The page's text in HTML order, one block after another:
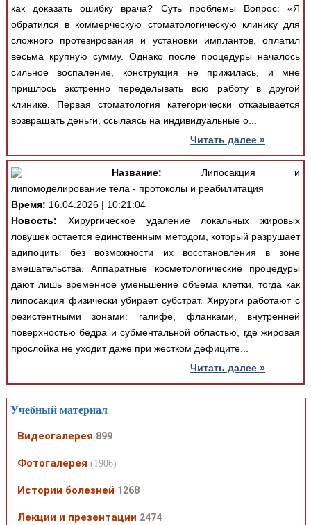
как доказать ошибку врача? Суть проблемы Вопрос: «Я
обратился в коммерческую стоматологическую клинику для
сложного протезирования и установки имплантов, оплатил
весьма крупную сумму. Однако после процедуры началось
сильное воспаление, конструкция не прижилась, и мне
пришлось экстренно переделывать всю работу в другой
клинике. Первая стоматология категорически отказывается
возвращать деньги, ссылаясь на индивидуальные о...
Читать далее »
Название: Липосакция и
липомоделирование тела - протоколы и реабилитация
Время: 16.04.2026 | 10:21:04
Новость: Хирургическое удаление локальных жировых
ловушек остается единственным методом, который разрушает
адипоциты без возможности их восстановления в зоне
вмешательства. Аппаратные косметологические процедуры
дают лишь временное уменьшение объема клетки, тогда как
липосакция физически убирает субстрат. Хирурги работают с
резистентными зонами: галифе, фланками, внутренней
поверхностью бедра и субментальной областью, где жировая
прослойка не уходит даже при жестком дефиците...
Читать далее »
Учебный материал
Видеогалерея 899
Фотогалерея (1906)
Истории болезней 1268
Лекции и презентации 2474